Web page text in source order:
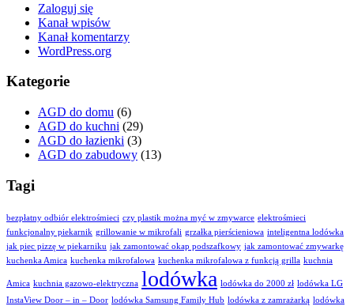
Zaloguj się
Kanał wpisów
Kanał komentarzy
WordPress.org
Kategorie
AGD do domu (6)
AGD do kuchni (29)
AGD do łazienki (3)
AGD do zabudowy (13)
Tagi
bezpłatny odbiór elektrośmieci czy plastik można myć w zmywarce elektrośmieci
funkcjonalny piekarnik grillowanie w mikrofali grzałka pierścieniowa inteligentna lodówka
jak piec pizzę w piekarniku jak zamontować okap podszafkowy jak zamontować zmywarkę
kuchenka Amica kuchenka mikrofalowa kuchenka mikrofalowa z funkcją grilla kuchnia
Amica kuchnia gazowo-elektryczna lodówka lodówka do 2000 zł lodówka LG
InstaView Door – in – Door lodówka Samsung Family Hub lodówka z zamrażarką lodówka